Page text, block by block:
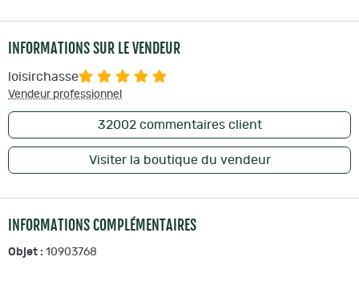
INFORMATIONS SUR LE VENDEUR
loisirchasse
Vendeur professionnel
32002commentaires client
Visiter la boutique du vendeur
INFORMATIONS COMPLÉMENTAIRES
Objet : 10903768